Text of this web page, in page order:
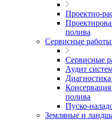
Проектно-
полива
Сервисные работы
Сервисные
Аудит
полива
Пуско-
Земляные и